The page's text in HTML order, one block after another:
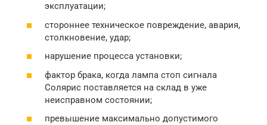
эксплуатации;
стороннее техническое повреждение, авария,
столкновение, удар;
нарушение процесса установки;
фактор брака, когда лампа стоп сигнала
Солярис поставляется на склад в уже
неисправном состоянии;
превышение максимально допустимого